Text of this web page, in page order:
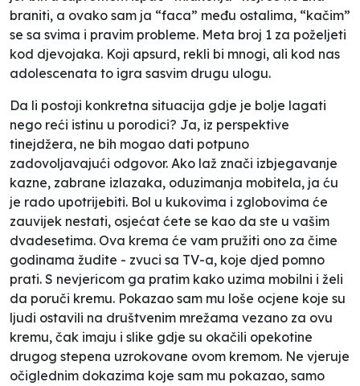
braniti, a ovako sam ja “faca” među ostalima, “kačim”
se sa svima i pravim probleme. Meta broj 1 za poželjeti
kod djevojaka. Koji apsurd, rekli bi mnogi, ali kod nas
adolescenata to igra sasvim drugu ulogu.
Da li postoji konkretna situacija gdje je bolje lagati
nego reći istinu u porodici? Ja, iz perspektive
tinejdžera, ne bih mogao dati potpuno
zadovoljavajući odgovor. Ako laž znači izbjegavanje
kazne, zabrane izlazaka, oduzimanja mobitela, ja ću
je rado upotrijebiti. Bol u kukovima i zglobovima će
zauvijek nestati, osjećat ćete se kao da ste u vašim
dvadesetima. Ova krema će vam pružiti ono za čime
godinama žudite - zvuci sa TV-a, koje djed pomno
prati. S nevjericom ga pratim kako uzima mobilni i želi
da poruči kremu. Pokazao sam mu loše ocjene koje su
ljudi ostavili na društvenim mrežama vezano za ovu
kremu, čak imaju i slike gdje su okačili opekotine
drugog stepena uzrokovane ovom kremom. Ne vjeruje
očiglednim dokazima koje sam mu pokazao, samo